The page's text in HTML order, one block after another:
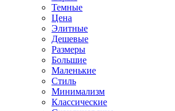
Темные
Цена
Элитные
Дешевые
Размеры
Большие
Маленькие
Стиль
Минимализм
Классические